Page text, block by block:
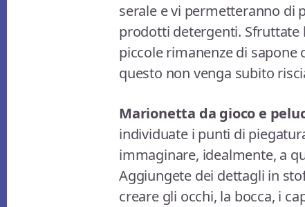
serale e vi permetteranno di
prodotti detergenti. Sfruttate
piccole rimanenze di sapone
questo non venga subito
Marionetta da gioco e
individuate i punti di
immaginare, idealmente, a
Aggiungete dei dettagli in
creare gli occhi, la bocca, i